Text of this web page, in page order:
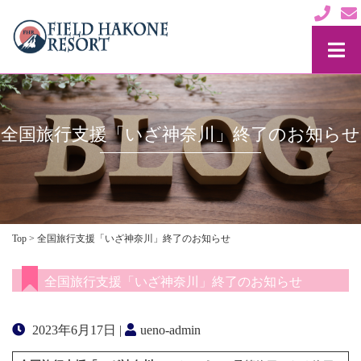
全国旅行支援「いざ神奈川」終了のお知らせ
Top > 全国旅行支援「いざ神奈川」終了のお知らせ
全国旅行支援「いざ神奈川」終了のお知らせ
2023年6月17日 | ueno-admin